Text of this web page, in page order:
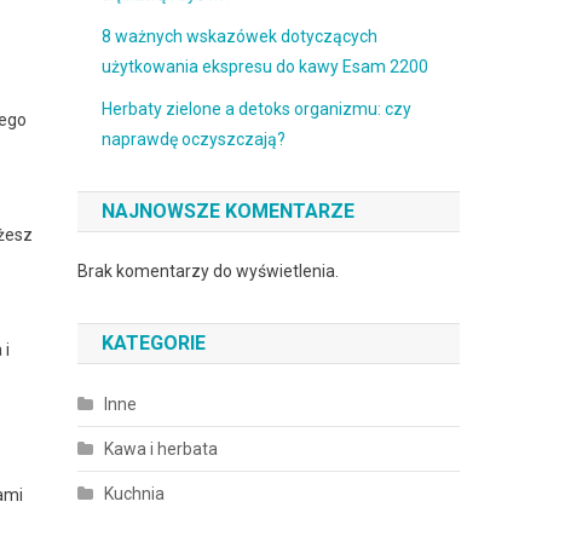
i
8 ważnych wskazówek dotyczących
użytkowania ekspresu do kawy Esam 2200
Herbaty zielone a detoks organizmu: czy
naprawdę oczyszczają?
NAJNOWSZE KOMENTARZE
Brak komentarzy do wyświetlenia.
KATEGORIE
Inne
Kawa i herbata
Kuchnia